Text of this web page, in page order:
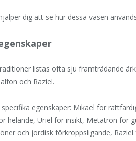
dig att se hur dessa väsen
listas ofta sju framträdande
och Raziel.
egenskaper: Mikael för
helande, Uriel för insikt, Metatron för
och jordisk förkroppsligande,